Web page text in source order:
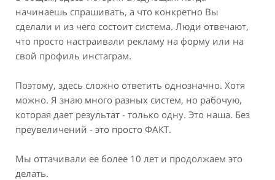
начинаешь спрашивать, а что конкретно Вы
сделали и из чего состоит система. Люди отвечают,
что просто настраивали рекламу на форму или на
свой профиль инстаграм.
Поэтому, здесь сложно ответить однозначно. Хотя
можно. Я знаю много разных систем, но рабочую,
которая дает результат - только одну. Это наша. Без
преувеличений - это просто ФАКТ.
Мы оттачивали ее более 10 лет и продолжаем это
делать.